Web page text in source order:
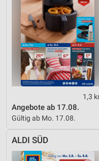
1,3
Angebote ab 17.08.
Gültig ab Mo. 17.08.
ALDI SÜD
Messung der
Analyse von
Kombinationen von
Quellen
Entwicklung und
Verwendung reduzierter
IAB-Besonderheiten:
Informationen